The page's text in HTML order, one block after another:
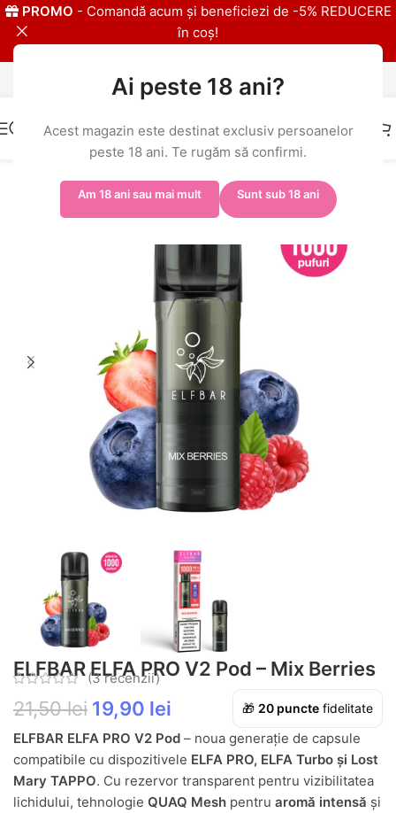
Ai peste 18 ani?
Acest magazin este destinat exclusiv persoanelor
peste 18 ani. Te rugăm să confirmi.
Am 18 ani sau mai mult Sunt sub 18 ani
PROMO - Comandă acum și beneficiezi de -5% REDUCERE
în coș!
Livrare în 24h și GRATUITĂ peste 149 RON
Shop/ELFBAR ELFA PRO/ELFBAR ELFA PRO Pod
ELFBAR ELFA PRO V2 Pod – Mix Berries
(3recenzii)
21,50lei 19,90 lei 🎁 20punctefidelitate
ELFBAR ELFA PRO V2 Pod – noua generație de capsule
compatibile cu dispozitivele ELFA PRO, ELFA Turbo și Lost
Mary TAPPO. Cu rezervor transparent pentru vizibilitatea
lichidului, tehnologie QUAQ Mesh pentru aromă intensă și